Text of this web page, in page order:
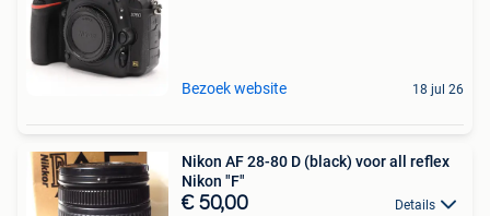
Bezoek website 18 jul 26
Nikon AF 28-80 D (black) voor all reflex
Nikon "F"
€ 50,00 Details